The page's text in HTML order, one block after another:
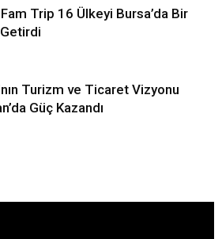
Trip 16 Ülkeyi Bursa’da Bir
Turizm ve Ticaret Vizyonu
Güç Kazandı